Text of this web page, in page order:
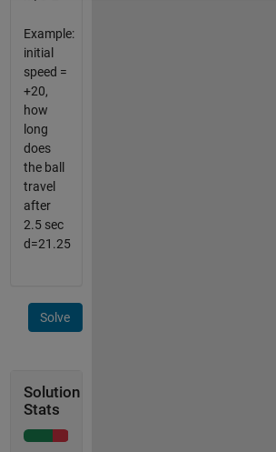
Example:
initial
speed =
+20,
how
long
does
the ball
travel
after
2.5 sec
d=21.25
Solve
Solution
Stats